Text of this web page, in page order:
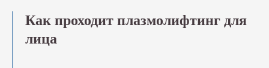
Как проходит плазмолифтинг для
лица